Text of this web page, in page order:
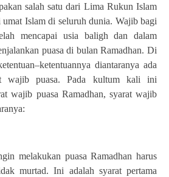
salah satu dari Lima Rukun Islam
umat Islam di seluruh dunia. Wajib bagi
mencapai usia baligh dan dalam
puasa di bulan Ramadhan. Di
diantaranya ada
wajib puasa. Pada kultum kali ini
wajib puasa Ramadhan, syarat wajib
melakukan puasa Ramadhan harus
murtad. Ini adalah syarat pertama